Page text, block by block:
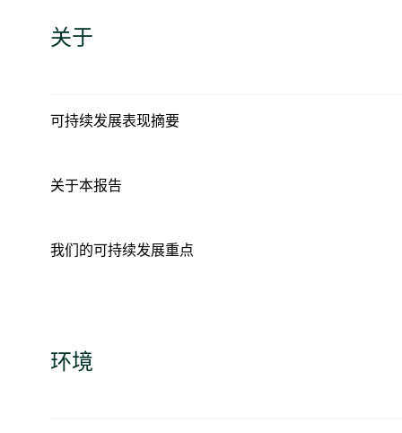
关于
可持续发展表现摘要
关于本报告
我们的可持续发展重点
环境